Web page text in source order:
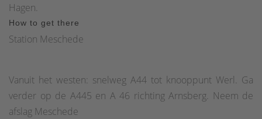
Hagen.
How to get there
Station Meschede
Vanuit het westen: snelweg A44 tot knooppunt Werl. Ga
verder op de A445 en A 46 richting Arnsberg. Neem de
afslag Meschede